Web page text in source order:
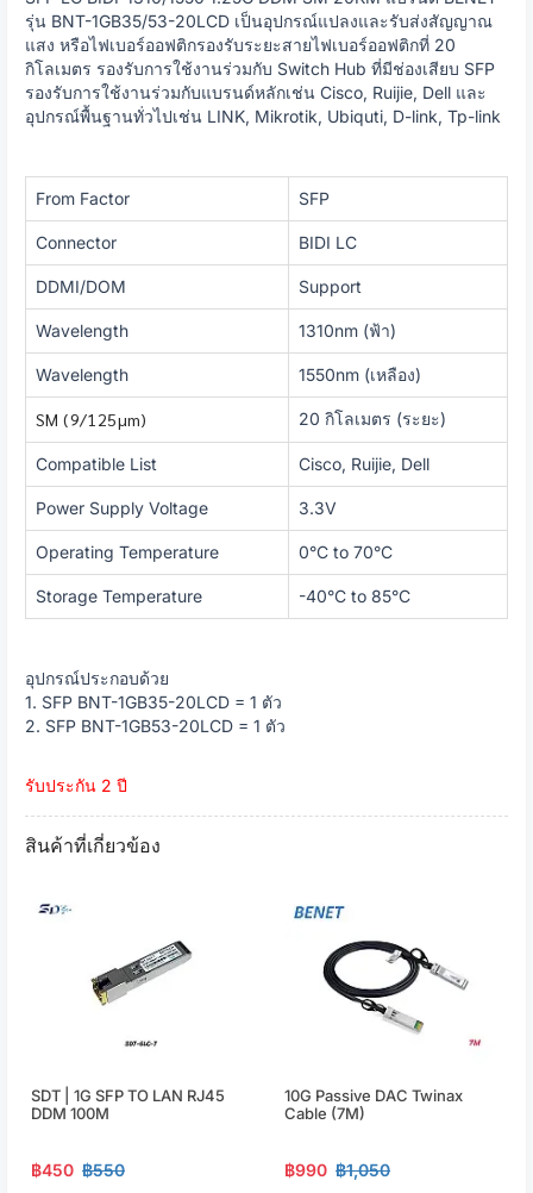
รุ่น BNT-1GB35/53-20LCD เป็นอุปกรณ์แปลงและรับส่งสัญญาณ
แสง หรือไฟเบอร์ออฟติกรองรับระยะสายไฟเบอร์ออฟติกที่ 20
กิโลเมตร รองรับการใช้งานร่วมกับ Switch Hub ที่มีช่องเสียบ SFP
รองรับการใช้งานร่วมกับแบรนด์หลักเช่น Cisco, Ruijie, Dell และ
อุปกรณ์พื้นฐานทั่วไปเช่น LINK, Mikrotik, Ubiquti, D-link, Tp-link
From Factor SFP
Connector BIDI LC
DDMI/DOM Support
Wavelength 1310nm (ฟ้า)
Wavelength 1550nm (เหลือง)
SM (9/125µm) 20 กิโลเมตร (ระยะ)
Compatible List Cisco, Ruijie, Dell
Power Supply Voltage 3.3V
Operating Temperature 0°C to 70°C
Storage Temperature -40°C to 85°C
อุปกรณ์ประกอบด้วย
1. SFP BNT-1GB35-20LCD = 1 ตัว
2. SFP BNT-1GB53-20LCD = 1 ตัว
รับประกัน 2 ปี
สินค้าที่เกี่ยวข้อง
SDT | 1G SFP TO LAN RJ45
DDM 100M
฿450 ฿550
10G Passive DAC Twinax
Cable (7M)
฿990 ฿1,050